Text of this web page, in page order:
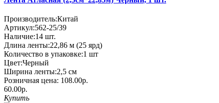
Производитель:Китай
Артикул:562-25/39
Наличие:14 шт.
Длина ленты:22,86 м (25 ярд)
Количество в упаковке:1 шт
Цвет:Черный
Ширина ленты:2,5 см
Розничная цена: 108.00р.
60.00р.
Купить